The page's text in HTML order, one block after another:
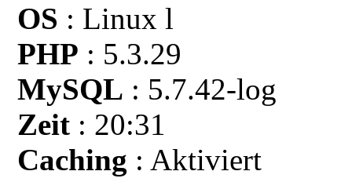
OS : Linux l
PHP : 5.3.29
MySQL : 5.7.42-log
Zeit : 20:31
Caching : Aktiviert